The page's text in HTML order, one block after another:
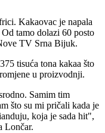
Kakaovac je napala
tamo dolazi 60 posto
TV Srna Bijuk.
tisuća tona kakaa što
u proizvodnji.
Samim tim
što su mi pričali kada je
koja je sada hit",
Lončar.